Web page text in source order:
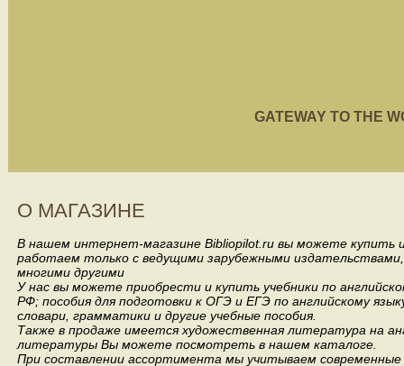
GATEWAY TO THE
О МАГАЗИНЕ
В нашем интернет-магазине Bibliopilot.ru вы можете купить
работаем только с ведущими зарубежными издательствами,
многими другими
У нас вы можете приобрести и купить учебники по
РФ; пособия для подготовки к ОГЭ и ЕГЭ по английскому
словари, грамматики и другие учебные пособия.
Также в продаже имеется художественная литература на
литературы Вы можете посмотреть в нашем каталоге.
При составлении ассортимента мы учитываем